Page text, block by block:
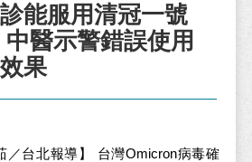
能服用清冠一號
中醫示警錯誤使用
果
／台北報導】 台灣Omicron病毒確